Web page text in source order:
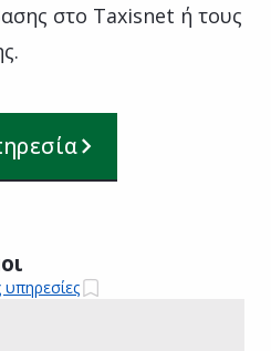
στο Taxisnet ή τους
υπηρεσίες